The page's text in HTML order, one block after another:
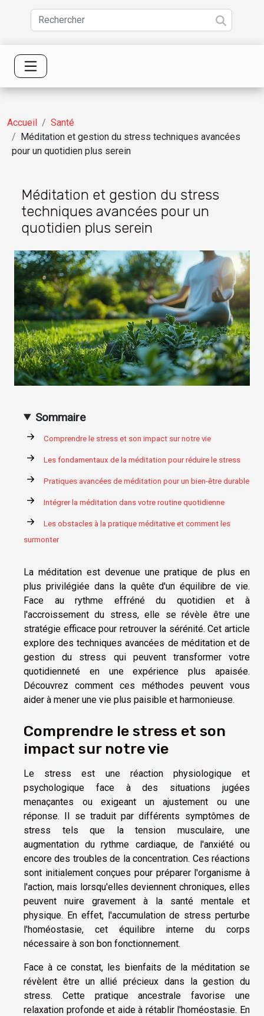
Accueil
Santé
Méditation et gestion du stress techniques avancées
pour un quotidien plus serein
Méditation et gestion du stress
techniques avancées pour un
quotidien plus serein
Sommaire
Comprendre le stress et son impact sur notre vie
Les fondamentaux de la méditation pour réduire le stress
Pratiques avancées de méditation pour un bien-être durable
Intégrer la méditation dans votre routine quotidienne
Les obstacles à la pratique méditative et comment les
surmonter
La méditation est devenue une pratique de plus en
plus privilégiée dans la quête d'un équilibre de vie.
Face au rythme effréné du quotidien et à
l'accroissement du stress, elle se révèle être une
stratégie efficace pour retrouver la sérénité. Cet article
explore des techniques avancées de méditation et de
gestion du stress qui peuvent transformer votre
quotidienneté en une expérience plus apaisée.
Découvrez comment ces méthodes peuvent vous
aider à mener une vie plus paisible et harmonieuse.
Comprendre le stress et son
impact sur notre vie
Le stress est une réaction physiologique et
psychologique face à des situations jugées
menaçantes ou exigeant un ajustement ou une
réponse. Il se traduit par différents symptômes de
stress tels que la tension musculaire, une
augmentation du rythme cardiaque, de l'anxiété ou
encore des troubles de la concentration. Ces réactions
sont initialement conçues pour préparer l'organisme à
l'action, mais lorsqu'elles deviennent chroniques, elles
peuvent nuire gravement à la santé mentale et
physique. En effet, l'accumulation de stress perturbe
l'homéostasie, cet équilibre interne du corps
nécessaire à son bon fonctionnement.
Face à ce constat, les bienfaits de la méditation se
révèlent être un allié précieux dans la gestion du
stress. Cette pratique ancestrale favorise une
relaxation profonde et aide à rétablir l'homéostasie. En